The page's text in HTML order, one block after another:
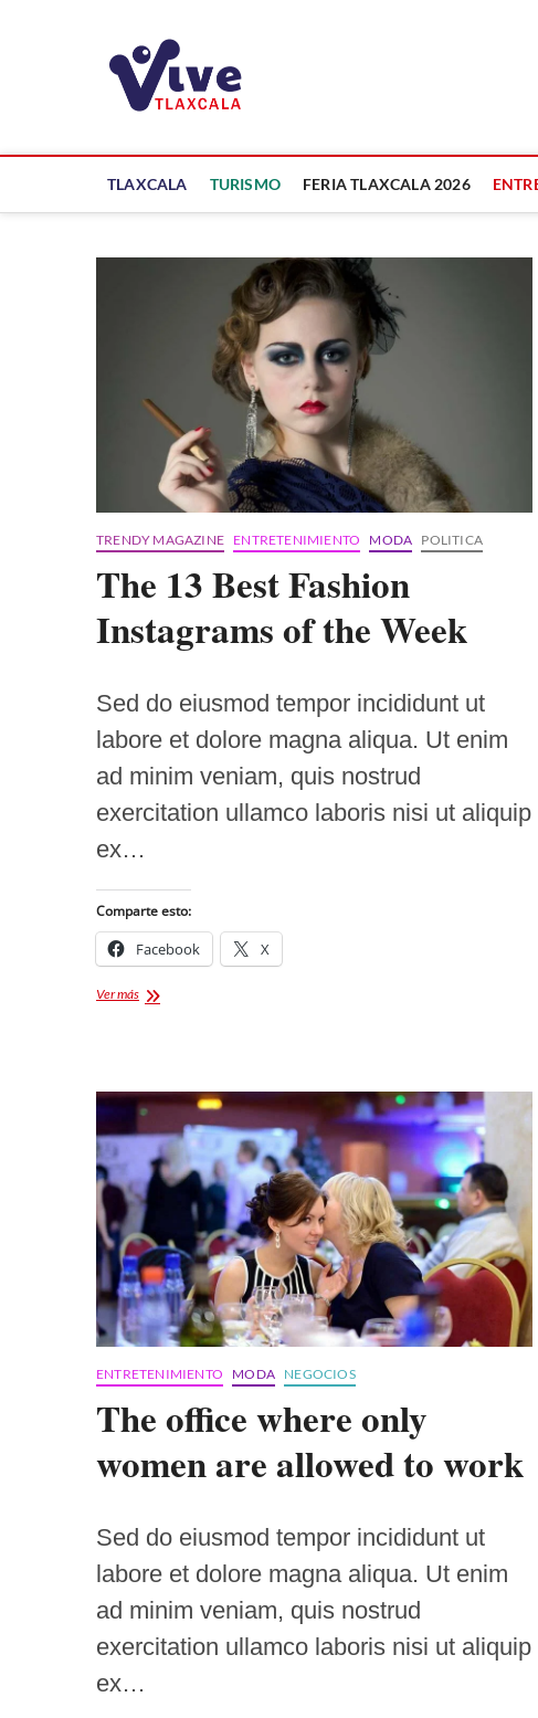
TLAXCALA TURISMO FERIA TLAXCALA 2026
TRENDY MAGAZINE ENTRETENIMIENTO MODA POLITICA
The 13 Best Fashion
Instagrams of the Week
Sed do eiusmod tempor incididunt ut
labore et dolore magna aliqua. Ut enim
ad minim veniam, quis nostrud
exercitation ullamco laboris nisi ut aliquip
ex…
Comparte esto:
Facebook X
Ver másThe
of
the
Week
ENTRETENIMIENTO MODA NEGOCIOS
The office where only
women are allowed to work
Sed do eiusmod tempor incididunt ut
labore et dolore magna aliqua. Ut enim
ad minim veniam, quis nostrud
exercitation ullamco laboris nisi ut aliquip
ex…